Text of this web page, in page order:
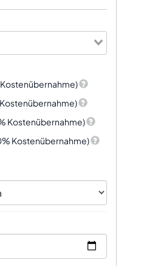
Kostenübernahme)
Kostenübernahme)